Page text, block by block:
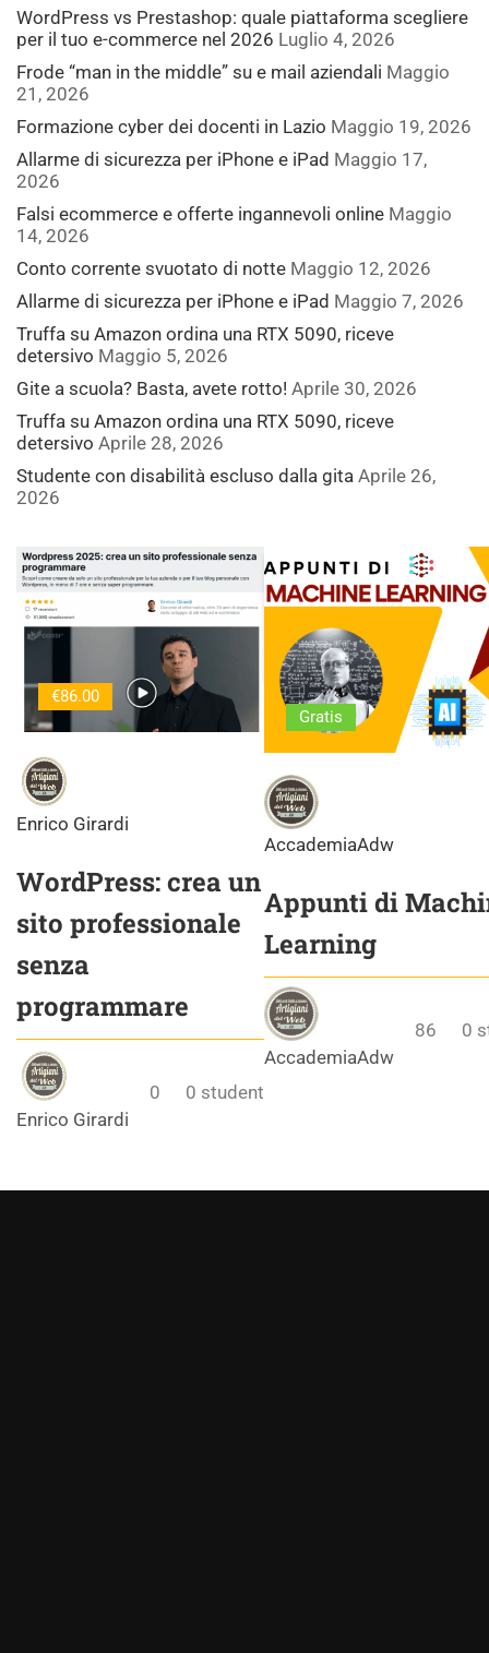
WordPress vs Prestashop: quale piattaforma scegliere
per il tuo e-commerce nel 2026 Luglio 4, 2026
Frode “man in the middle” su e mail aziendali Maggio
21, 2026
Formazione cyber dei docenti in Lazio Maggio 19, 2026
Allarme di sicurezza per iPhone e iPad Maggio 17,
2026
Falsi ecommerce e offerte ingannevoli online Maggio
14, 2026
Conto corrente svuotato di notte Maggio 12, 2026
Allarme di sicurezza per iPhone e iPad Maggio 7, 2026
Truffa su Amazon ordina una RTX 5090, riceve
detersivo Maggio 5, 2026
Gite a scuola? Basta, avete rotto! Aprile 30, 2026
Truffa su Amazon ordina una RTX 5090, riceve
detersivo Aprile 28, 2026
Studente con disabilità escluso dalla gita Aprile 26,
2026
€86.00
Enrico Girardi
WordPress: crea un
sito professionale
senza
programmare
Enrico Girardi
0 0 student
Gratis
AccademiaAdw
Appunti di
Learning
AccademiaAdw
86 0